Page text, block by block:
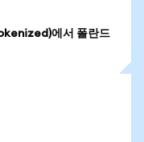
에서 폴란드